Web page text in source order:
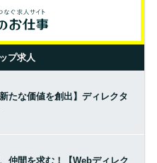
プ求人
たな価値を創出】ディレクタ
仲間を求む！【Webディレク